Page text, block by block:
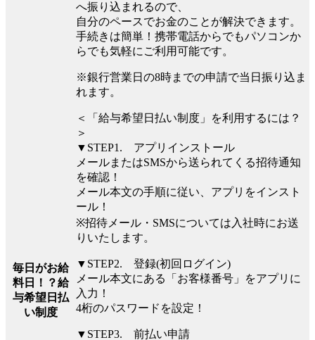
毎日がお給
料日！？給
与希望日払
い制度
へ振り込まれるので、
自分のペースでお金のことが解決できます。
手続きは簡単！携帯電話からでもパソコンか
らでも気軽にご利用可能です。
※銀行営業日の8時までの申請で当日振り込ま
れます。
＜「給与希望日払い制度」を利用するには？
＞
▼STEP1. アプリインストール
メールまたはSMSから送られてくる招待通知
を確認！
メール本文の手順に従い、アプリをインスト
ール！
※招待メール・SMSについては入社時にお送
りいたします。
▼STEP2. 登録(初回ログイン)
メール本文にある「お客様番号」をアプリに
入力！
4桁のパスワードを設定！
▼STEP3. 前払い申請